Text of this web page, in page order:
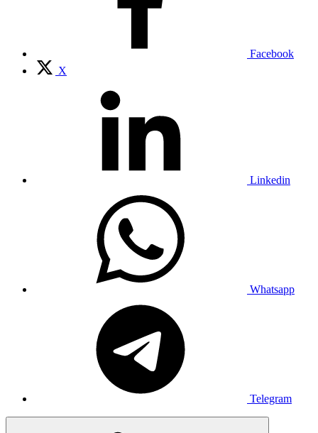
Facebook
X
Linkedin
Whatsapp
Telegram